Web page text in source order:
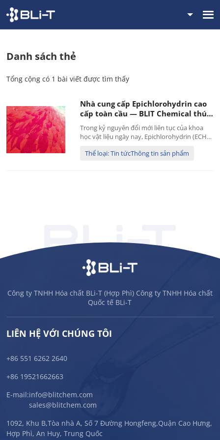
Danh sách thẻ
Tổng cộng có 1 bài viết được tìm thấy
Nhà cung cấp Epichlorohydrin cao
cấp toàn cầu — BLIT Chemical thúc
đẩy tương lai của vật liệu hiệu suất
cao
Trong kỷ nguyên đổi mới liên tục của khoa
học vật liệu ngày nay, Epichlorohydrin (ECH)
nhờ các đặc tính hóa học nổi bật của nó. Nó
Thể loại: Tin tứcThông tin sản phẩm
Công ty TNHH Hóa chất BLi-T (Hợp Phì) Công ty TNHH Hóa chất
Quốc tế BLi-T
LIÊN HỆ VỚI CHÚNG TÔI
+86 551 6262 2640
+86 19521662663
E-mail:info@blitchem.com
sales@blitchem.com
1092, Khu B,Tòa nhà A, Số 7 Đường Hongfeng,Quận Cao Hưng,
Hợp Phì, An Huy, Trung Quốc